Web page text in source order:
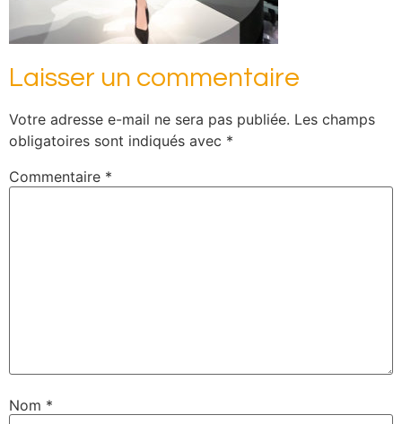
Laisser un commentaire
Votre adresse e-mail ne sera pas publiée. Les champs
obligatoires sont indiqués avec *
Commentaire *
Nom *